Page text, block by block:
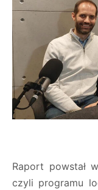
Raport powstał
czyli programu